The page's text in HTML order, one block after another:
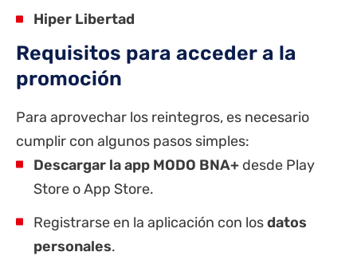
Hiper Libertad
Requisitos para acceder a la
promoción
Para aprovechar los reintegros, es necesario
cumplir con algunos pasos simples:
Descargar la app MODO BNA+ desde Play
Store o App Store.
Registrarse en la aplicación con losdatos
personales.